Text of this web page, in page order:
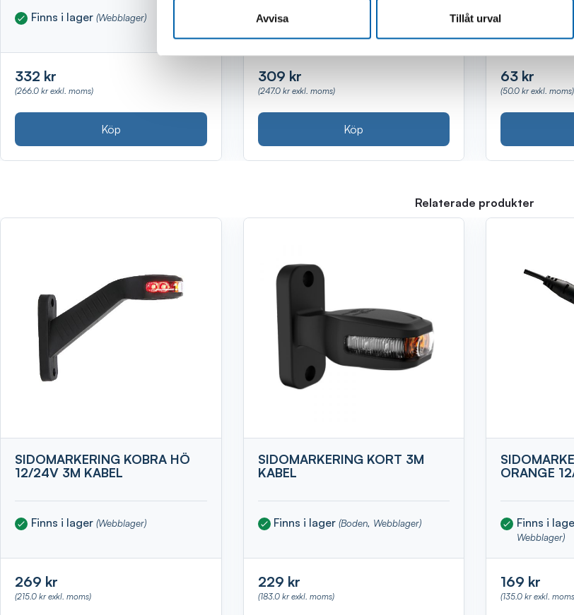
Avvisa Tillåt urval
Finns i lager (Webblager)
332 kr
(266.0 kr exkl. moms)
Köp
Finns i lager
309 kr
(247.0 kr exkl. moms)
Köp
63 kr
(50.0 kr exkl. moms)
Relaterade produkter
SIDOMARKERING KOBRA HÖ
12/24V 3M KABEL
Finns i lager (Webblager)
269 kr
(215.0 kr exkl. moms)
SIDOMARKERING KORT 3M
KABEL
Finns i lager(Boden, Webblager)
229 kr
(183.0 kr exkl. moms)
ORANGE
Finns i
Webblager)
169 kr
(135.0 kr exkl.